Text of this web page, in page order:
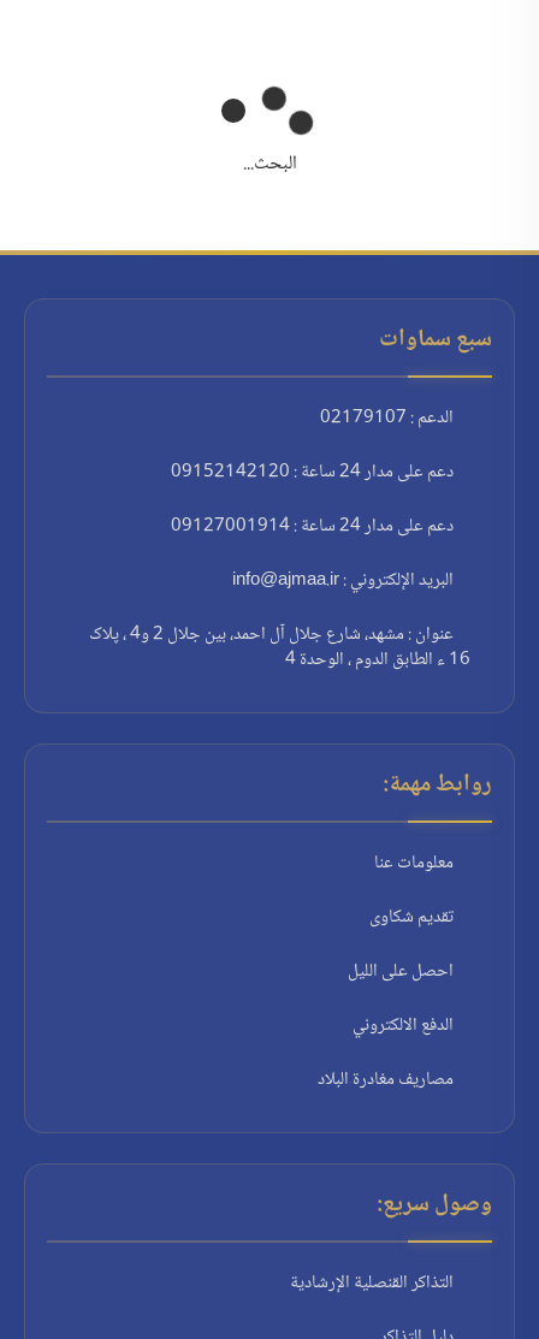
البحث...
سبع سماوات
الدعم : 02179107
دعم على مدار 24 ساعة : 09152142120
دعم على مدار 24 ساعة : 09127001914
البريد الإلكتروني : info@ajmaa.ir
عنوان : مشهد، شارع جلال آل احمد، بين جلال 2 و4 ، پلاک
16 ء الطابق الدوم ، الوحدة 4
روابط مهمة:
معلومات عنا
تقديم شكاوى
احصل على الليل
الدفع الالكتروني
مصاريف مغادرة البلاد
وصول سريع:
التذاكر القنصلية الإرشادية